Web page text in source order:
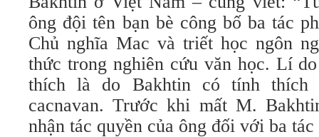
ông đội tên bạn bè công bố ba tác
Chủ nghĩa Mac và triết học ngôn
thức trong nghiên cứu văn học. Lí
thích là do Bakhtin có tính thích
cacnavan. Trước khi mất M.
nhận tác quyền của ông đối với ba